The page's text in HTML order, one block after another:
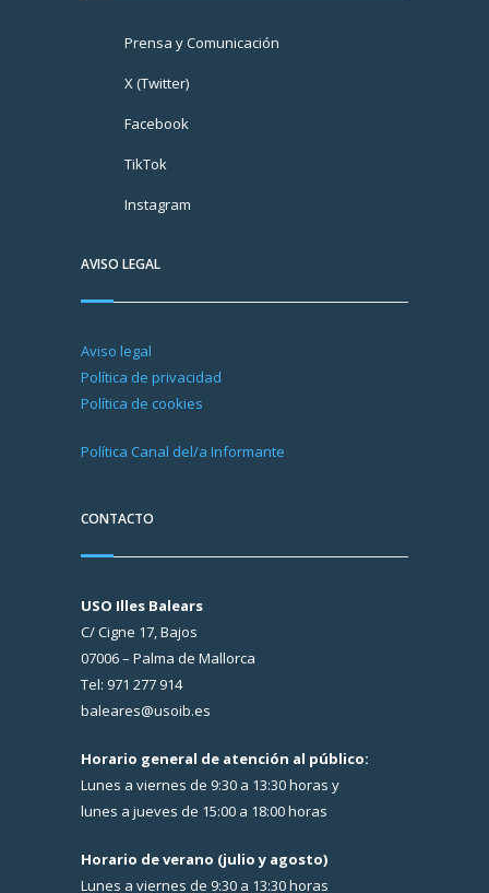
Prensa y Comunicación
X (Twitter)
Facebook
TikTok
Instagram
AVISO LEGAL
Aviso legal
Política de privacidad
Política de cookies
Política Canal del/a Informante
CONTACTO
USO Illes Balears
C/ Cigne 17, Bajos
07006 – Palma de Mallorca
Tel: 971 277 914
baleares@usoib.es
Horario general de atención al público:
Lunes a viernes de 9:30 a 13:30 horas y
lunes a jueves de 15:00 a 18:00 horas
Horario de verano (julio y agosto)
Lunes a viernes de 9:30 a 13:30 horas